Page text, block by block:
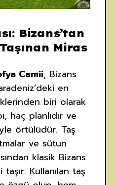
Bizans’tan
Miras
Camii, Bizans
en
biri olarak
haç planlıdır ve
örtülüdür. Taş
ve sütun
klasik Bizans
Kullanılan taş